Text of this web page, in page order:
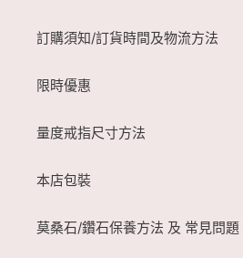
訂購須知/訂貨時間及物流方法
限時優惠
量度戒指尺寸方法
本店包裝
莫桑石/鑽石保養方法 及 常見問題